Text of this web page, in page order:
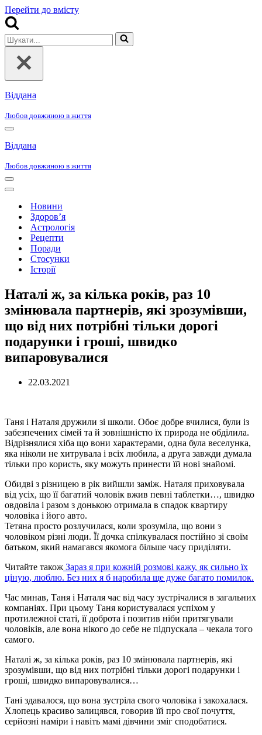
Перейти до вмісту
Шукати...
Віддана
Любов довжиною в життя
Меню
навігації
Віддана
Любов довжиною в життя
Меню
навігації
Меню
навігаціїНовини
Здоров’я
Астрологія
Рецепти
Поради
Стосунки
Історії
Наталі ж, за кілька років, раз 10
змінювала партнерів, які зрозумівши,
що від них потрібні тільки дорогі
подарунки і гроші, швидко
випаровувалися
22.03.2021
Таня і Наталя дружили зі школи. Обоє добре вчилися, були із
забезпечених сімей та й зовнішністю їх природа не обділила.
Відрізнялися хіба що вони характерами, одна була веселунка,
яка ніколи не хитрувала і всіх любила, а друга завжди думала
тільки про користь, яку можуть принести їй нові знайомі.
Обидві з різницею в рік вийшли заміж. Наталя приховувала
від усіх, що її багатий чоловік вжив певні таблетки…, швидко
овдовіла і разом з донькою отримала в спадок квартиру
чоловіка і його авто.
Тетяна просто розлучилася, коли зрозуміла, що вони з
чоловіком різні люди. Її дочка спілкувалася постійно зі своїм
батьком, який намагався якомога більше часу приділяти.
Читайте також Зараз я при кожній розмові кажу, як сильно їх
ціную, люблю. Без них я б наробила ще дуже багато помилок.
Час минав, Таня і Наталя час від часу зустрічалися в загальних
компаніях. При цьому Таня користувалася успіхом у
протилежної статі, її доброта і позитив ніби притягували
чоловіків, але вона нікого до себе не підпускала – чекала того
самого.
Наталі ж, за кілька років, раз 10 змінювала партнерів, які
зрозумівши, що від них потрібні тільки дорогі подарунки і
гроші, швидко випаровувалися…
Тані здавалося, що вона зустріла свого чоловіка і закохалася.
Хлопець красиво залицявся, говорив їй про свої почуття,
серйозні наміри і навіть мамі дівчини зміг сподобатися.